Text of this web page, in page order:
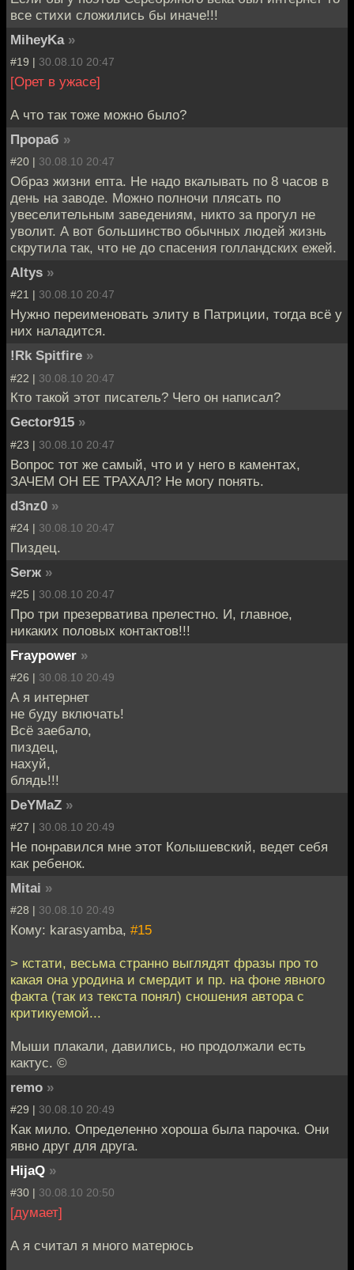
все стихи сложились бы иначе!!!
MiheyKa »
#19 | 30.08.10 20:47
[Орет в ужасе]
А что так тоже можно было?
Прораб »
#20 | 30.08.10 20:47
Образ жизни епта. Не надо вкалывать по 8 часов в
день на заводе. Можно полночи плясать по
увеселительным заведениям, никто за прогул не
уволит. А вот большинство обычных людей жизнь
скрутила так, что не до спасения голландских ежей.
Altys »
#21 | 30.08.10 20:47
Нужно переименовать элиту в Патриции, тогда всё у
них наладится.
!Rk Spitfire »
#22 | 30.08.10 20:47
Кто такой этот писатель? Чего он написал?
Gector915 »
#23 | 30.08.10 20:47
Вопрос тот же самый, что и у него в каментах,
ЗАЧЕМ ОН ЕЕ ТРАХАЛ? Не могу понять.
d3nz0 »
#24 | 30.08.10 20:47
Пиздец.
Serж »
#25 | 30.08.10 20:47
Про три презерватива прелестно. И, главное,
никаких половых контактов!!!
Fraypower »
#26 | 30.08.10 20:49
А я интернет
не буду включать!
Всё заебало,
пиздец,
нахуй,
блядь!!!
DeYMaZ »
#27 | 30.08.10 20:49
Не понравился мне этот Колышевский, ведет себя
как ребенок.
Mitai »
#28 | 30.08.10 20:49
Кому: karasyamba, #15
> кстати, весьма странно выглядят фразы про то
какая она уродина и смердит и пр. на фоне явного
факта (так из текста понял) сношения автора с
критикуемой...
Мыши плакали, давились, но продолжали есть
кактус. ©
remo »
#29 | 30.08.10 20:49
Как мило. Определенно хороша была парочка. Они
явно друг для друга.
HijaQ »
#30 | 30.08.10 20:50
[думает]
А я считал я много матерюсь